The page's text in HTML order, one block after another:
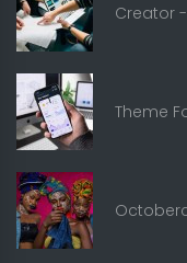
Creator
Theme